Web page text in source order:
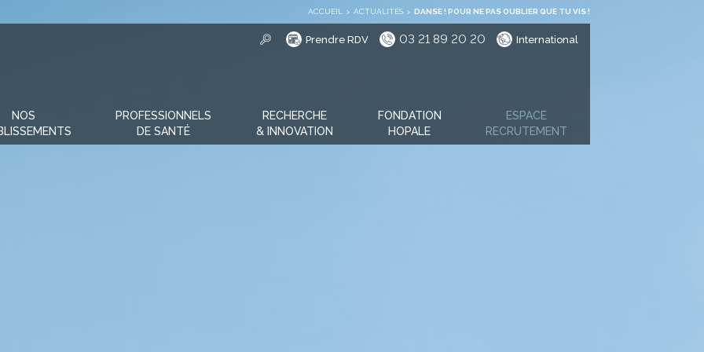
ACCUEIL > ACTUALITÉS > DANSE ! POUR NE PAS OUBLIER QUE TU VIS !
Prendre RDV 03 21 89 20 20 International
NOS
PROFESSIONNELS
DE SANTÉ
RECHERCHE
& INNOVATION
FONDATION
HOPALE
ESPACE
RECRUTEMENT